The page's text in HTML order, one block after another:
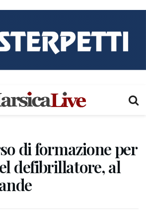
di formazione per
defibrillatore, al